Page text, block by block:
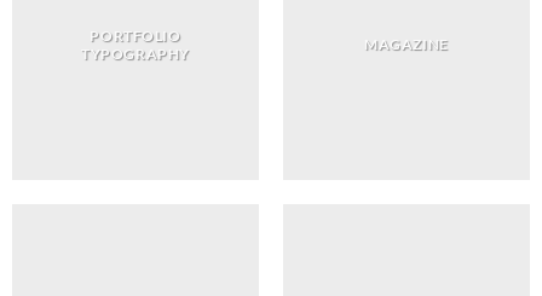
PORTFOLIO
TYPOGRAPHY
MAGAZINE